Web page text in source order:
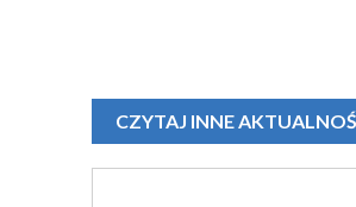
CZYTAJ INNE